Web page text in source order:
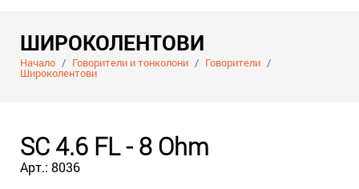
ШИРОКОЛЕНТОВИ
Начало / Говорители и тонколони / Говорители /
Широколентови
SC 4.6 FL - 8 Ohm
Арт.: 8036